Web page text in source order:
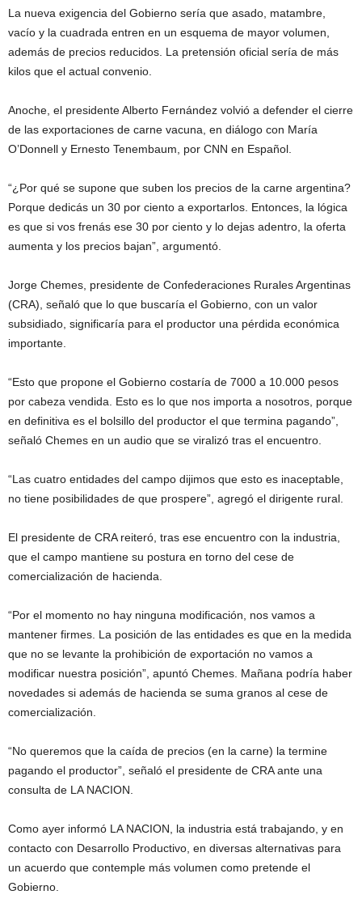
La nueva exigencia del Gobierno sería que asado, matambre,
vacío y la cuadrada entren en un esquema de mayor volumen,
además de precios reducidos. La pretensión oficial sería de más
kilos que el actual convenio.
Anoche, el presidente Alberto Fernández volvió a defender el cierre
de las exportaciones de carne vacuna, en diálogo con María
O’Donnell y Ernesto Tenembaum, por CNN en Español.
“¿Por qué se supone que suben los precios de la carne argentina?
Porque dedicás un 30 por ciento a exportarlos. Entonces, la lógica
es que si vos frenás ese 30 por ciento y lo dejas adentro, la oferta
aumenta y los precios bajan”, argumentó.
Jorge Chemes, presidente de Confederaciones Rurales Argentinas
(CRA), señaló que lo que buscaría el Gobierno, con un valor
subsidiado, significaría para el productor una pérdida económica
importante.
“Esto que propone el Gobierno costaría de 7000 a 10.000 pesos
por cabeza vendida. Esto es lo que nos importa a nosotros, porque
en definitiva es el bolsillo del productor el que termina pagando”,
señaló Chemes en un audio que se viralizó tras el encuentro.
“Las cuatro entidades del campo dijimos que esto es inaceptable,
no tiene posibilidades de que prospere”, agregó el dirigente rural.
El presidente de CRA reiteró, tras ese encuentro con la industria,
que el campo mantiene su postura en torno del cese de
comercialización de hacienda.
“Por el momento no hay ninguna modificación, nos vamos a
mantener firmes. La posición de las entidades es que en la medida
que no se levante la prohibición de exportación no vamos a
modificar nuestra posición”, apuntó Chemes. Mañana podría haber
novedades si además de hacienda se suma granos al cese de
comercialización.
“No queremos que la caída de precios (en la carne) la termine
pagando el productor”, señaló el presidente de CRA ante una
consulta de LA NACION.
Como ayer informó LA NACION, la industria está trabajando, y en
contacto con Desarrollo Productivo, en diversas alternativas para
un acuerdo que contemple más volumen como pretende el
Gobierno.